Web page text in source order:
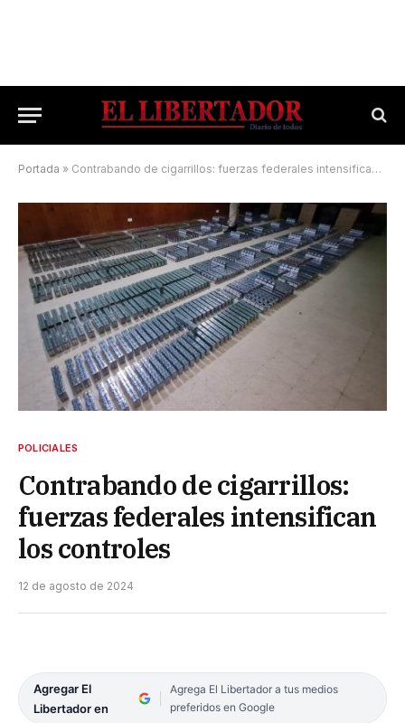
Portada » Contrabando de cigarrillos: fuerzas federales intensifican los controles
POLICIALES
Contrabando de cigarrillos:
fuerzas federales intensifican
los controles
12 de agosto de 2024
Agregar El
Libertador en
Agrega El Libertador a tus medios
preferidos en Google